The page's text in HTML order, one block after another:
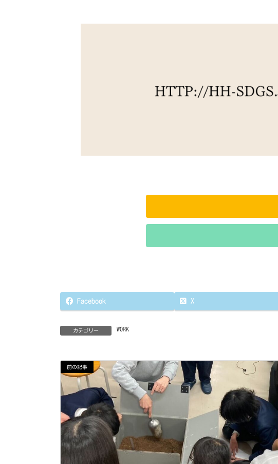
Facebook X
カテゴリー WORK
前の記事